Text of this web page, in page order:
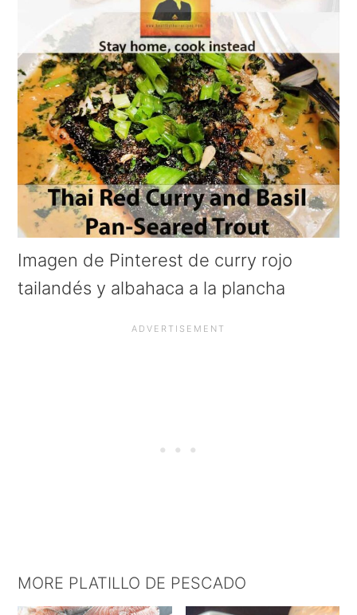
Imagen de Pinterest de curry rojo
tailandés y albahaca a la plancha
MORE PLATILLO DE PESCADO